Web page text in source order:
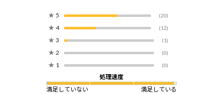
★ 5 (20)
★ 4 (12)
★ 3 (1)
★ 2 (0)
★ 1 (0)
処理速度
満足していない
満足している